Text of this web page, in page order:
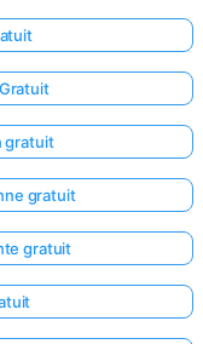
gratuit
gratuit
gratuit